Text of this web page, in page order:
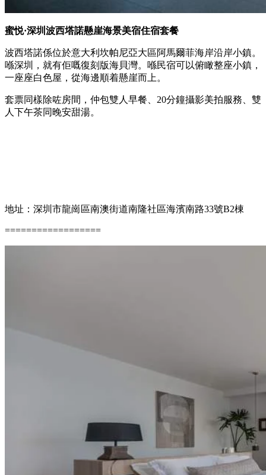
蜜悦·深圳波西塔諾懸崖海景美宿住宿套餐
波西塔諾係位於意大利坎帕尼亞大區阿馬爾菲海岸‎沿岸小鎮。
喺深圳，就有佢嘅復刻版海貝灣。喺民宿可以俯瞰整座小鎮，
一座座白色屋，從海邊順着懸崖而上。
套票同樣除咗房間，仲包雙人早餐、20分鐘攝影美拍服務、雙
人下午茶同晚安甜湯。
地址：深圳市龍崗區南澳街道南隆社區海濱南路33號B2棟
==================